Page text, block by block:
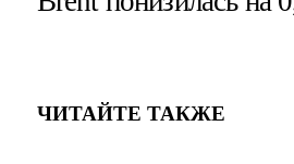
ЧИТАЙТЕ ТАКЖЕ